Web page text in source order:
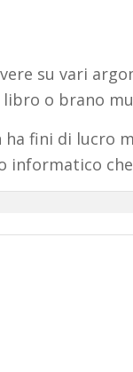
su vari
o brano
fini di lucro
informatico